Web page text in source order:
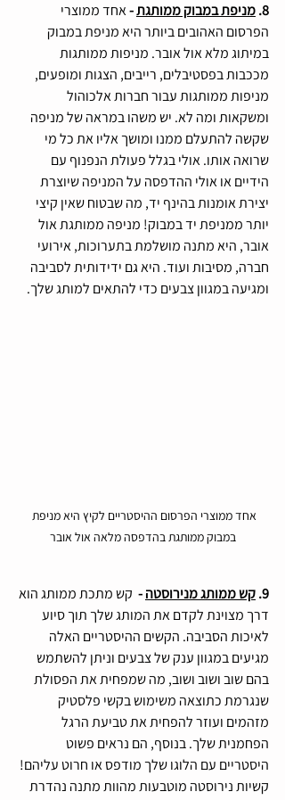
8. מניפת במבוק ממותגת- אחד ממוצרי
הפרסום האהובים ביותר היא מניפת במבוק
במיתוג מלא אול אובר. מניפות ממותגות
מככבות בפסטיבלים, רייבים, הצגות ומופעים,
מניפות ממותגות עבור חברות אלכוהול
ומשקאות ומה לא. יש משהו במראה של מניפה
שקשה להתעלם ממנו ומושך אליו את כל מי
שרואה אותו. אולי בגלל פעולת הנפנוף עם
הידיים או אולי ההדפסה על המניפה שיוצרת
יצירת אומנות בהינף יד, מה שבטוח שאין קיצי
יותר ממניפת יד במבוק! מניפה ממותגת אול
אובר, היא מתנה מושלמת בתערוכות, אירועי
חברה, מסיבות ועוד. היא גם ידידותית לסביבה
ומגיעה במגוון צבעים כדי להתאים למותג שלך.
אחד ממוצרי הפרסום ההיסטריים לקיץ היא מניפת
במבוק ממותגת בהדפסה מלאה אול אובר
9. קש ממותג מנירוסטה - קש מתכת ממותג הוא
דרך מצוינת לקדם את המותג שלך תוך סיוע
לאיכות הסביבה. הקשים ההיסטריים האלה
מגיעים במגוון ענק של צבעים וניתן להשתמש
בהם שוב ושוב ושוב, מה שמפחית את הפסולת
שנגרמת כתוצאה משימוש בקשי פלסטיק
מזהמים ועוזר להפחית את טביעת הרגל
הפחמנית שלך. בנוסף, הם נראים פשוט
היסטריים עם הלוגו שלך מודפס או חרוט עליהם!
קשיות נירוסטה מוטבעות מהוות מתנה נהדרת